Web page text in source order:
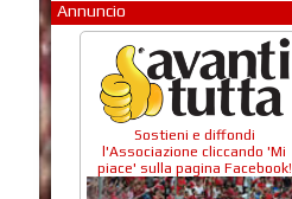
Annuncio
Sostieni e diffondi
l'Associazione cliccando 'Mi
piace' sulla pagina Facebook!